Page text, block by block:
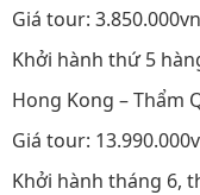
Giá tour:
Khởi hành thứ 5
Hong Kong – Thẩm
Giá tour:
Khởi hành tháng 6,